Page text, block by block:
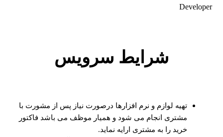
Developer
شرایط سرویس
تهیه لوازم و نرم افزارها درصورت نیاز پس از مشورت با
مشتری انجام می شود و همیار موظف می باشد فاکتور
خرید را به مشتری ارایه نماید.